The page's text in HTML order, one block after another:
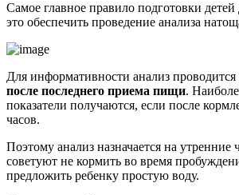
Самое главное правило подготовки детей
это обеспечить проведение анализа
Для информативности анализ проводится
после последнего приема пищи.
показатели получаются, если после
часов.
Поэтому анализ назначается на
советуют не кормить во время
предложить ребенку простую воду.